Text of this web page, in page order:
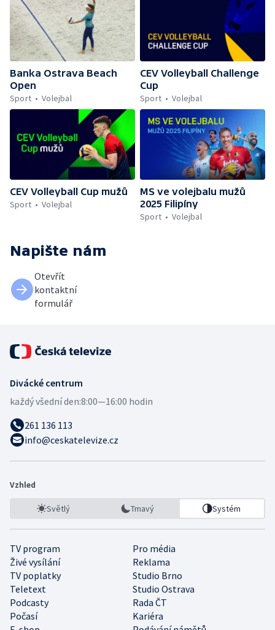
Banka Ostrava Beach
Open
Sport
Volejbal
CEV Volleyball Challenge
Cup
Sport
Volejbal
CEV Volleyball Cup mužů
Sport
Volejbal
MS ve volejbalu mužů
2025 Filipíny
Sport
Volejbal
Napište nám
Otevřít
kontaktní
formulář
Divácké centrum
každý všední den:8:00—16:00 hodin
261 136 113
info@ceskatelevize.cz
Vzhled
Světlý Tmavý Systém
TV program
Pro média
Živé vysílání
Reklama
TV poplatky
Studio Brno
Teletext
Studio Ostrava
Podcasty
Rada ČT
Počasí
Kariéra